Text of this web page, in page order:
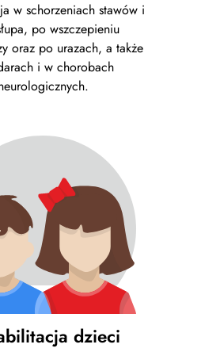
w schorzeniach stawów i
po wszczepieniu
oraz po urazach, a także
i w chorobach
dzieci